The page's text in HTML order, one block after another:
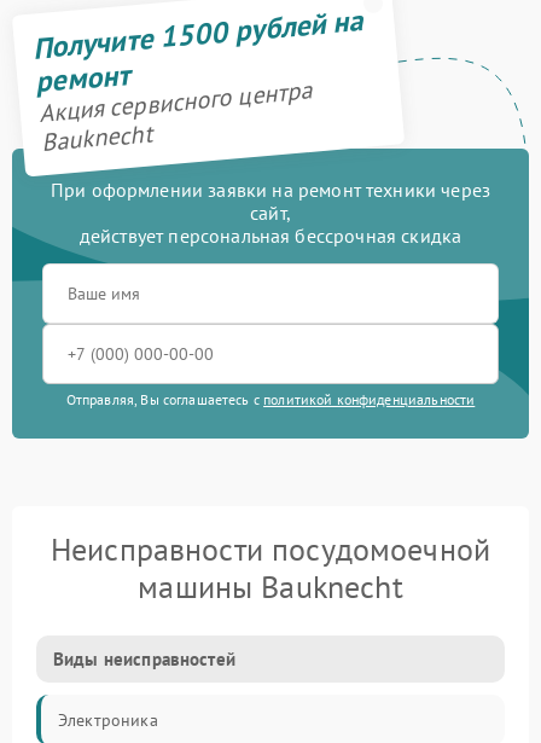
Получите 1500 рублей на
ремонт
Акция сервисного центра
Bauknecht
При оформлении заявки на ремонт техники через
сайт,
действует персональная бессрочная скидка
Отправляя, Вы соглашаетесь с политикой конфиденциальности
Неисправности посудомоечной
машины Bauknecht
Виды неисправностей
Электроника